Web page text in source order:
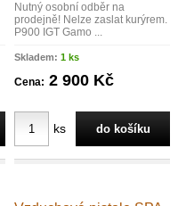
Nutný osobní odběr na
prodejně! Nelze zaslat kurýrem.
P900 IGT Gamo ...
Skladem: 1 ks
Cena: 2 900 Kč
ks